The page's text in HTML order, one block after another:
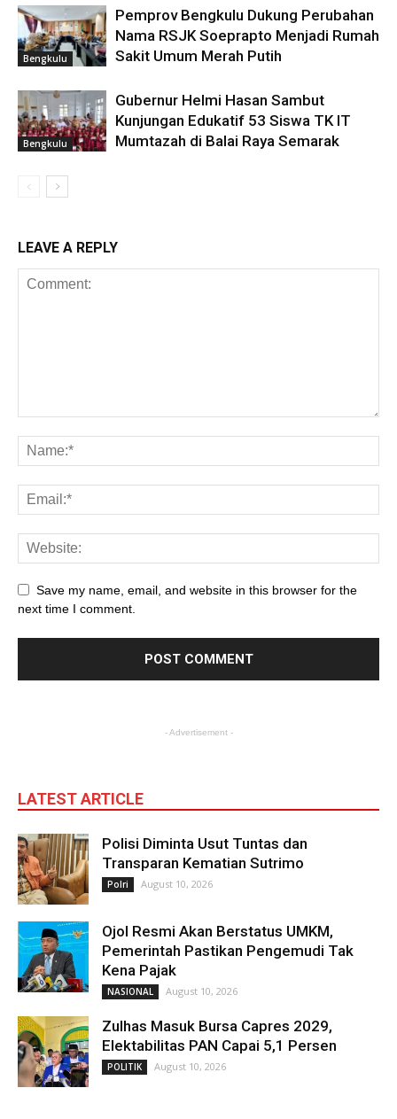
Bengkulu
Pemprov Bengkulu Dukung Perubahan
Nama RSJK Soeprapto Menjadi Rumah
Sakit Umum Merah Putih
Bengkulu
Gubernur Helmi Hasan Sambut
Kunjungan Edukatif 53 Siswa TK IT
Mumtazah di Balai Raya Semarak
LEAVE A REPLY
Save my name, email, and website in this browser for the
next time I comment.
- Advertisement -
LATEST ARTICLE
Polisi Diminta Usut Tuntas dan
Transparan Kematian Sutrimo
Polri August 10, 2026
Ojol Resmi Akan Berstatus UMKM,
Pemerintah Pastikan Pengemudi Tak
Kena Pajak
NASIONAL August 10, 2026
Zulhas Masuk Bursa Capres 2029,
Elektabilitas PAN Capai 5,1 Persen
POLITIK August 10, 2026